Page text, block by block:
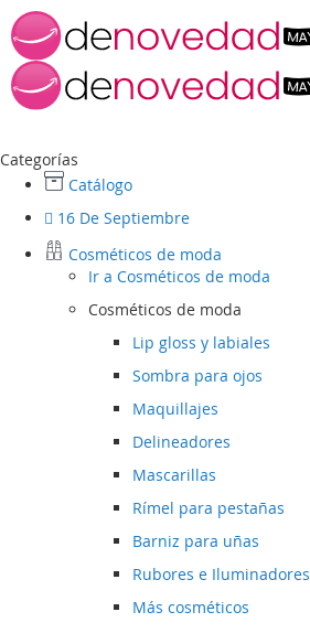
Categorías
Catálogo
16 De Septiembre
Cosméticos de moda
Ir a Cosméticos de moda
Cosméticos de moda
Lip gloss y labiales
Sombra para ojos
Maquillajes
Delineadores
Mascarillas
Rímel para pestañas
Barniz para uñas
Rubores e Iluminadores
Más cosméticos